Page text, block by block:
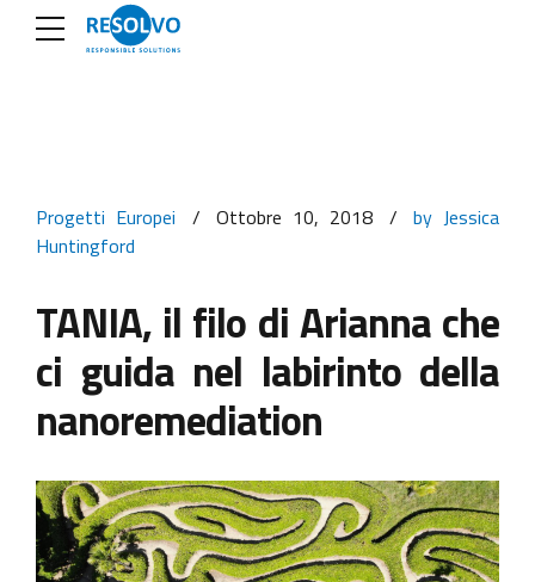
Progetti Europei Ottobre 10, 2018
by Jessica
Huntingford
TANIA, il filo di Arianna che
ci guida nel labirinto della
nanoremediation